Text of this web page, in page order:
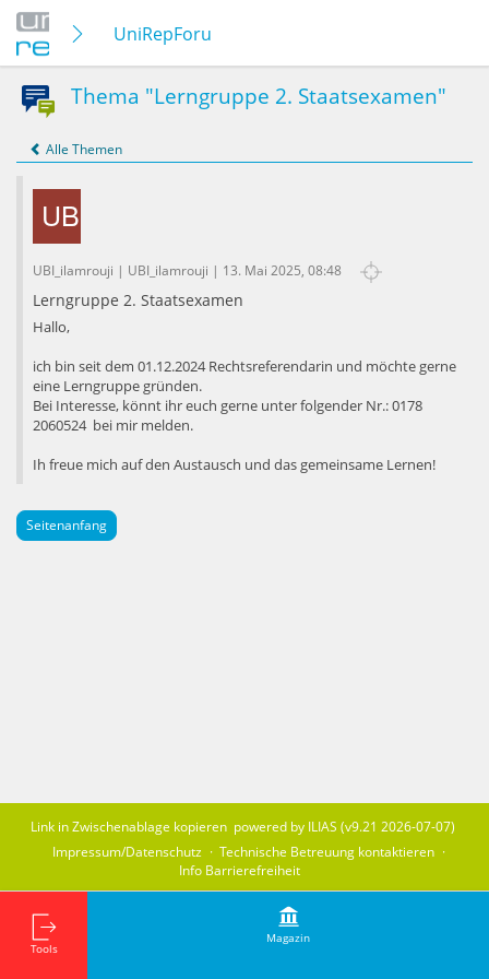
UniRepForum - Examen rundum
Tools
Magazin
Thema "Lerngruppe 2. Staatsexamen"
Alle Themen
UBI_ilamrouji | UBI_ilamrouji | 13. Mai 2025, 08:48
Lerngruppe 2. Staatsexamen
Hallo,
ich bin seit dem 01.12.2024 Rechtsreferendarin und möchte gerne
eine Lerngruppe gründen.
Bei Interesse, könnt ihr euch gerne unter folgender Nr.: 0178
2060524 bei mir melden.
Ih freue mich auf den Austausch und das gemeinsame Lernen!
Seitenanfang
Link in Zwischenablage kopieren powered by ILIAS (v9.21 2026-07-07)
Impressum/Datenschutz
Technische Betreuung kontaktieren
Info Barrierefreiheit